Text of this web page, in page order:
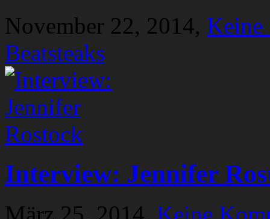
November 22, 2014, Keine
Beatsteaks
Interview: Jennifer